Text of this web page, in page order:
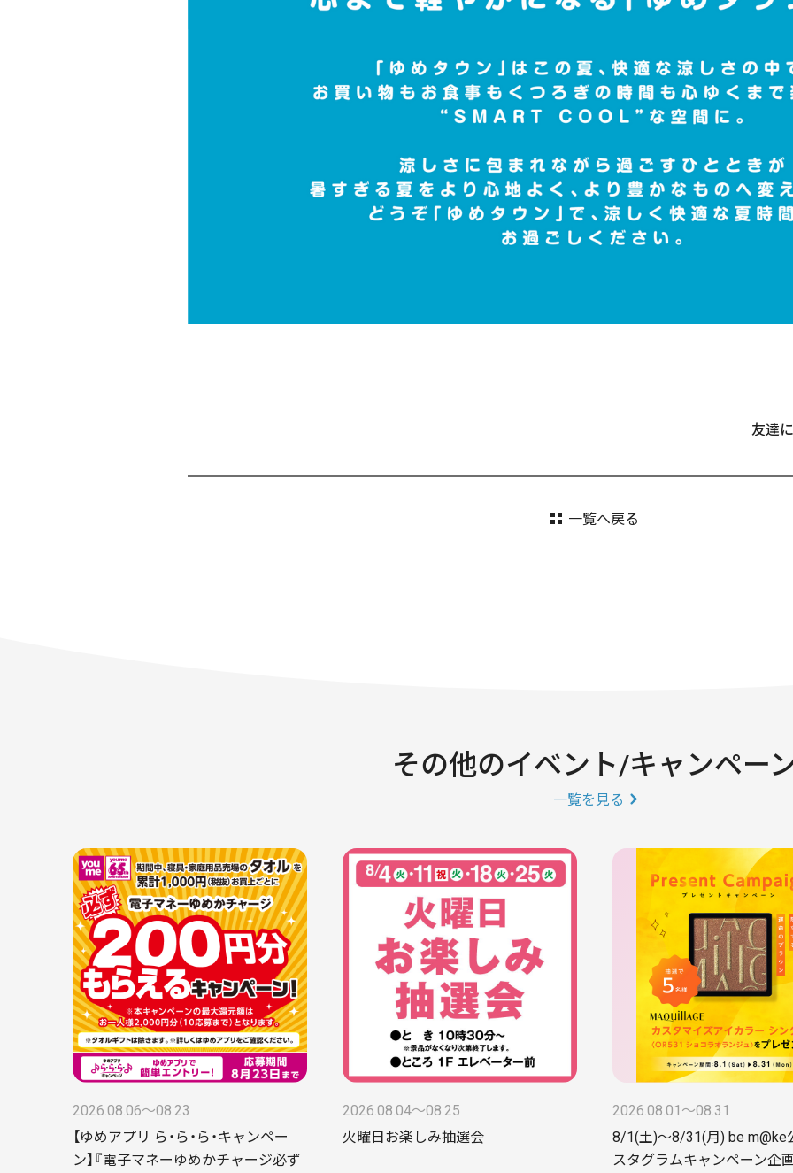
友達
一覧へ戻る
その他のイベント/キャンペー
一覧を見る
2026.08.06〜08.23
【ゆめアプリ ら・ら・ら・キャンペー
ン】『電子マネーゆめかチャージ必ず
2026.08.04〜08.25
火曜日お楽しみ抽選会
2026.08.01〜08.31
8/1(土)～8/31(月) be m@ke
スタグラムキャンペーン企